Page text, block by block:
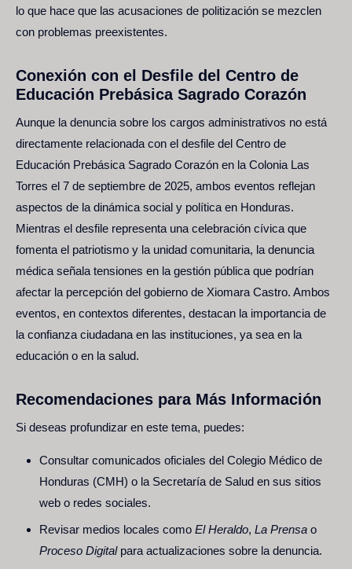
lo que hace que las acusaciones de politización se mezclen
con problemas preexistentes.
Conexión con el Desfile del Centro de
Educación Prebásica Sagrado Corazón
Aunque la denuncia sobre los cargos administrativos no está
directamente relacionada con el desfile del Centro de
Educación Prebásica Sagrado Corazón en la Colonia Las
Torres el 7 de septiembre de 2025, ambos eventos reflejan
aspectos de la dinámica social y política en Honduras.
Mientras el desfile representa una celebración cívica que
fomenta el patriotismo y la unidad comunitaria, la denuncia
médica señala tensiones en la gestión pública que podrían
afectar la percepción del gobierno de Xiomara Castro. Ambos
eventos, en contextos diferentes, destacan la importancia de
la confianza ciudadana en las instituciones, ya sea en la
educación o en la salud.
Recomendaciones para Más Información
Si deseas profundizar en este tema, puedes:
Consultar comunicados oficiales del Colegio Médico de
Honduras (CMH) o la Secretaría de Salud en sus sitios
web o redes sociales.
Revisar medios locales como El Heraldo, La Prensa o
Proceso Digitalpara actualizaciones sobre la denuncia.